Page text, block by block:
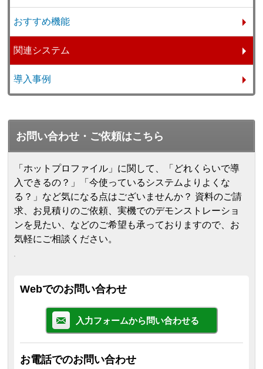
おすすめ機能
関連システム
導入事例
お問い合わせ・ご依頼はこちら
「ホットプロファイル」に関して、「どれくらいで導
入できるの？」「今使っているシステムよりよくな
る？」など気になる点はございませんか？ 資料のご請
求、お見積りのご依頼、実機でのデモンストレーショ
ンを見たい、などのご希望も承っておりますので、お
気軽にご相談ください。
Webでのお問い合わせ
入力フォームから問い合わせる
お電話でのお問い合わせ